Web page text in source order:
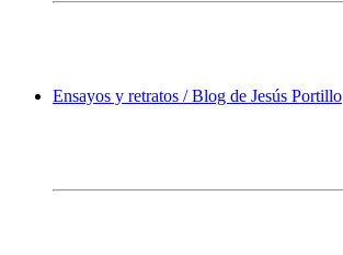
Ensayos y retratos / Blog de Jesús Portillo